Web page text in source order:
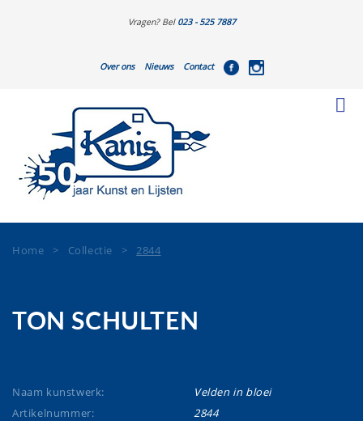
Vragen? Bel 023 - 525 7887
Over ons Nieuws Contact
Home > Collectie >2844
TON SCHULTEN
Naam kunstwerk:
Velden in bloei
Artikelnummer:
2844